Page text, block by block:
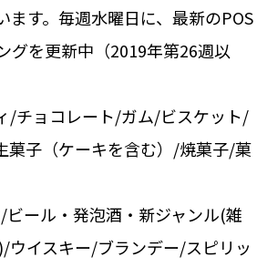
ます。毎週水曜日に、最新のPOS
グを更新中（2019年第26週以
ョコレート/ガム/ビスケット/
菓子（ケーキを含む）/焼菓子/菓
ール・発泡酒・新ジャンル(雑
イスキー/ブランデー/スピリッ